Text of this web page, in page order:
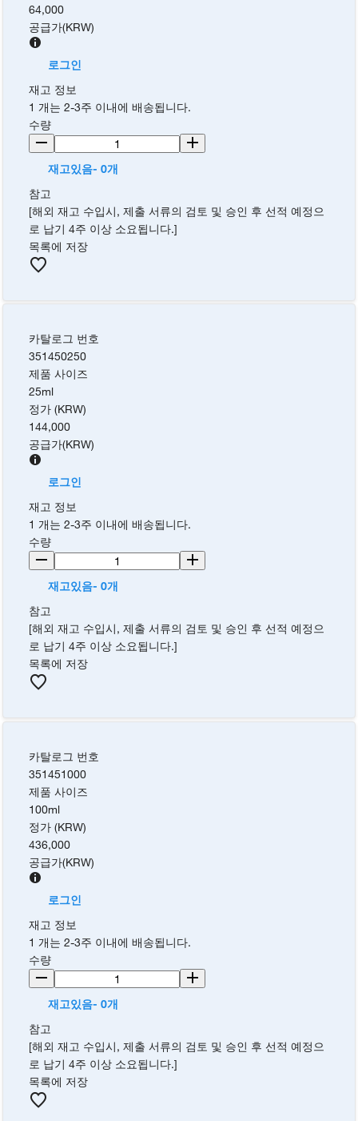
64,000
공급가(KRW)
로그인
재고 정보
1 개는 2-3주 이내에 배송됩니다.
수량
재고있음- 0개
참고
[해외 재고 수입시, 제출 서류의 검토 및 승인 후 선적 예정으
로 납기 4주 이상 소요됩니다.]
목록에 저장
카탈로그 번호
351450250
제품 사이즈
25ml
정가 (KRW)
144,000
공급가(KRW)
로그인
재고 정보
1 개는 2-3주 이내에 배송됩니다.
수량
재고있음- 0개
참고
[해외 재고 수입시, 제출 서류의 검토 및 승인 후 선적 예정으
로 납기 4주 이상 소요됩니다.]
목록에 저장
카탈로그 번호
351451000
제품 사이즈
100ml
정가 (KRW)
436,000
공급가(KRW)
로그인
재고 정보
1 개는 2-3주 이내에 배송됩니다.
수량
재고있음- 0개
참고
[해외 재고 수입시, 제출 서류의 검토 및 승인 후 선적 예정으
로 납기 4주 이상 소요됩니다.]
목록에 저장